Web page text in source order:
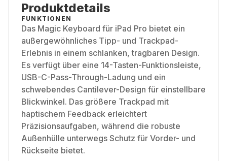
Produktdetails
FUNKTIONEN
Das Magic Keyboard für iPad Pro bietet ein
außergewöhnliches Tipp- und Trackpad-
Erlebnis in einem schlanken, tragbaren Design.
Es verfügt über eine 14-Tasten-Funktionsleiste,
USB-C-Pass-Through-Ladung und ein
schwebendes Cantilever-Design für einstellbare
Blickwinkel. Das größere Trackpad mit
haptischem Feedback erleichtert
Präzisionsaufgaben, während die robuste
Außenhülle unterwegs Schutz für Vorder- und
Rückseite bietet.